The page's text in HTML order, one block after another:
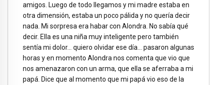
amigos. Luego de todo llegamos y mi madre estaba en
otra dimensión, estaba un poco pálida y no quería decir
nada. Mi sorpresa era habar con Alondra. No sabía qué
decir. Ella es una niña muy inteligente pero también
sentía mi dolor… quiero olvidar ese día… pasaron algunas
horas y en momento Alondra nos comenta que vio que
nos amenazaron con un arma, que ella se aferraba a mi
papá. Dice que al momento que mi papá vio eso de la